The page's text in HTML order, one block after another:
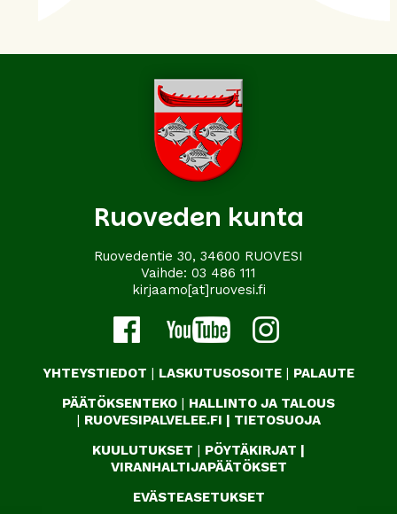
Ruoveden kunta
Ruovedentie 30, 34600 RUOVESI
Vaihde: 03 486 111
kirjaamo[at]ruovesi.fi
YHTEYSTIEDOT | LASKUTUSOSOITE | PALAUTE
PÄÄTÖKSENTEKO | HALLINTO JA TALOUS
| RUOVESIPALVELEE.FI | TIETOSUOJA
KUULUTUKSET | PÖYTÄKIRJAT |
VIRANHALTIJAPÄÄTÖKSET
EVÄSTEASETUKSET